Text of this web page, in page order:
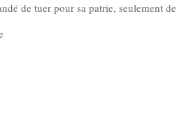
de tuer pour sa patrie, seulement